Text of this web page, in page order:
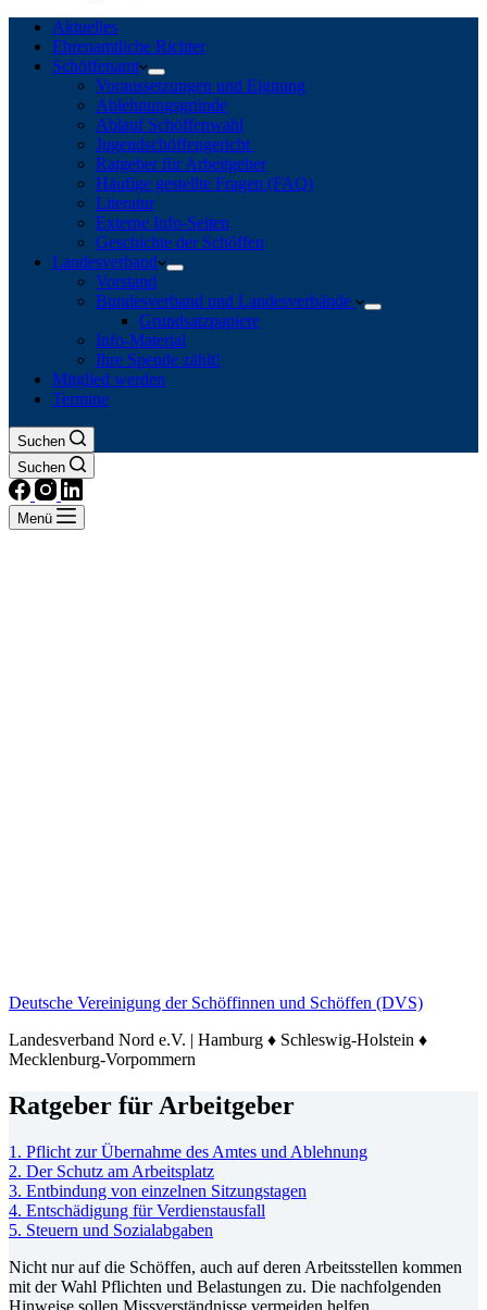
Aktuelles
Ehrenamtliche Richter
Schöffenamt
Voraussetzungen und Eignung
Ablehnungsgründe
Ablauf Schöffenwahl
Jugendschöffengericht
Ratgeber für Arbeitgeber
Häufige gestellte Fragen (FAQ)
Literatur
Externe Info-Seiten
Geschichte der Schöffen
Landesverband
Vorstand
Bundesverband und Landesverbände
Grundsatzpapiere
Info-Material
Ihre Spende zählt!
Mitglied werden
Termine
Suchen
Suchen
Menü
Deutsche Vereinigung der Schöffinnen und Schöffen (DVS)
Landesverband Nord e.V. | Hamburg ♦ Schleswig-Holstein ♦
Mecklenburg-Vorpommern
Ratgeber für Arbeitgeber
1. Pflicht zur Übernahme des Amtes und Ablehnung
2. Der Schutz am Arbeitsplatz
3. Entbindung von einzelnen Sitzungstagen
4. Entschädigung für Verdienstausfall
5. Steuern und Sozialabgaben
Nicht nur auf die Schöffen, auch auf deren Arbeitsstellen kommen
mit der Wahl Pflichten und Belastungen zu. Die nachfolgenden
Hinweise sollen Missverständnisse vermeiden helfen.